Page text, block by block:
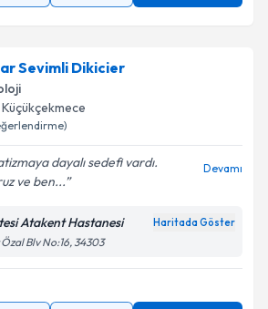
Sevimli Dikicier
Küçükçekmece
dayalı sedefi vardı.
ve ben...
Devamı
Atakent Hastanesi Haritada Göster
Blv No:16, 34303